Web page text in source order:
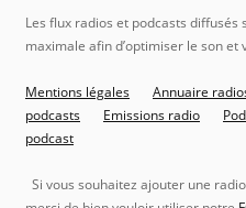
Les flux radios et podcasts
maximale afin d’optimiser le son
Mentions légales Annuaire
podcasts
Emissions radio
podcast
Si vous souhaitez ajouter une